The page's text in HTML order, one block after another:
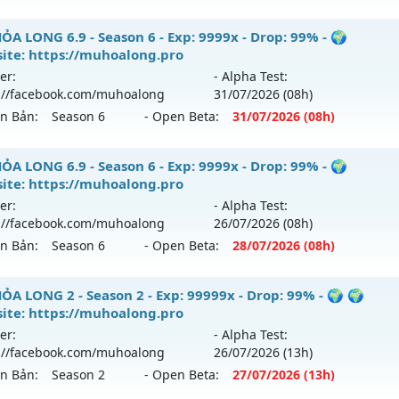
Ss6.18Full Custom - Mu Dễ Chơi, Dễ Cày Quốc, Miễn Phí
mới ra tháng 08 2026 - Mở máy chủ
Băng Băng
9999x - Drop: 90%
loại: Mu Custom thêm đồ mới
Gold dragon
LONG 6.9 - Season 6 - Exp: 9999x - Drop: 99% - 🌍
https://muhoalong.pro
facebook.com/muhoalong
- Alpha Test:
31/07/2026 (08h)
Bản:
Season 6 - Open Beta: 31/07/2026 (08h)
LONG 6.9 - 🌍 Website: https://muhoalong.pro
ra tháng 07 2026 - Mở máy chủhttps://facebook.com/
07/2626
- Drop: 99%
Mu Nguyên bản Webzen
Xshiel
LONG 6.9 - Season 6 - Exp: 9999x - Drop: 99% - 🌍
https://muhoalong.pro
facebook.com/muhoalong
- Alpha Test:
26/07/2026 (08h)
Bản:
Season 6 - Open Beta: 28/07/2026 (08h)
LONG 6.9 - 🌍 Website: https://muhoalong.pro
ra tháng 07 2026 - Mở máy chủhttps://facebook.com/
07/2626
- Drop: 99%
LONG 2 - Season 2 - Exp: 99999x - Drop: 99% - 🌍 🌍
https://muhoalong.pro
facebook.com/muhoalong
- Alpha Test:
26/07/2026 (13h)
Bản:
Season 2 - Open Beta: 27/07/2026 (13h)